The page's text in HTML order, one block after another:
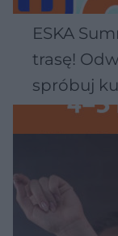
ESKA
trasę!
spróbuj
Wawelu